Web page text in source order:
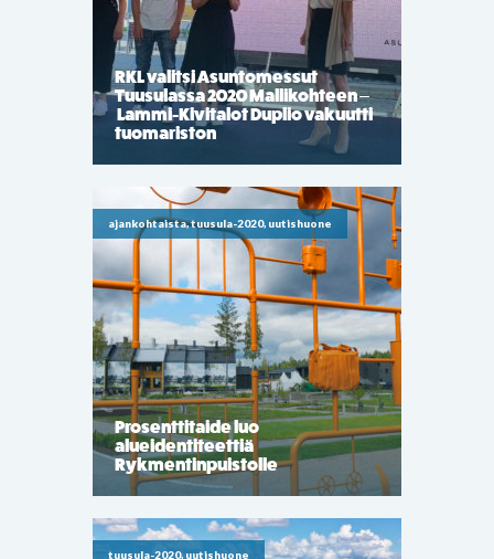
RKL valitsi Asuntomessut
Tuusulassa 2020 Mallikohteen –
Lammi-Kivitalot Duplio vakuutti
tuomariston
ajankohtaista, tuusula-2020, uutishuone
Prosenttitaide luo
alueidentiteettiä
Rykmentinpuistolle
tuusula-2020, uutishuone